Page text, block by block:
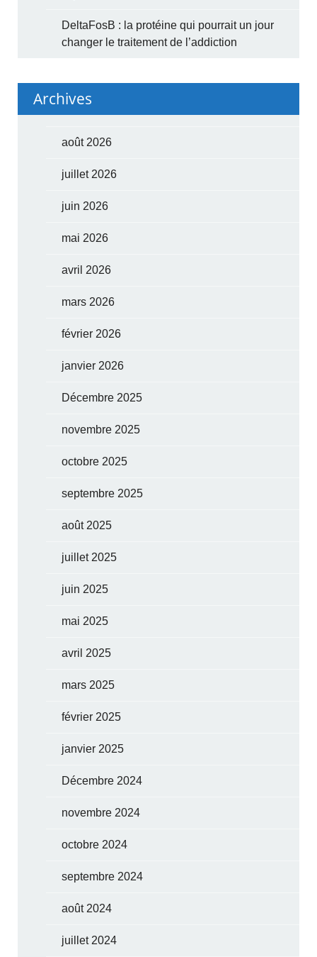
DeltaFosB : la protéine qui pourrait un jour
changer le traitement de l’addiction
Archives
août 2026
juillet 2026
juin 2026
mai 2026
avril 2026
mars 2026
février 2026
janvier 2026
Décembre 2025
novembre 2025
octobre 2025
septembre 2025
août 2025
juillet 2025
juin 2025
mai 2025
avril 2025
mars 2025
février 2025
janvier 2025
Décembre 2024
novembre 2024
octobre 2024
septembre 2024
août 2024
juillet 2024